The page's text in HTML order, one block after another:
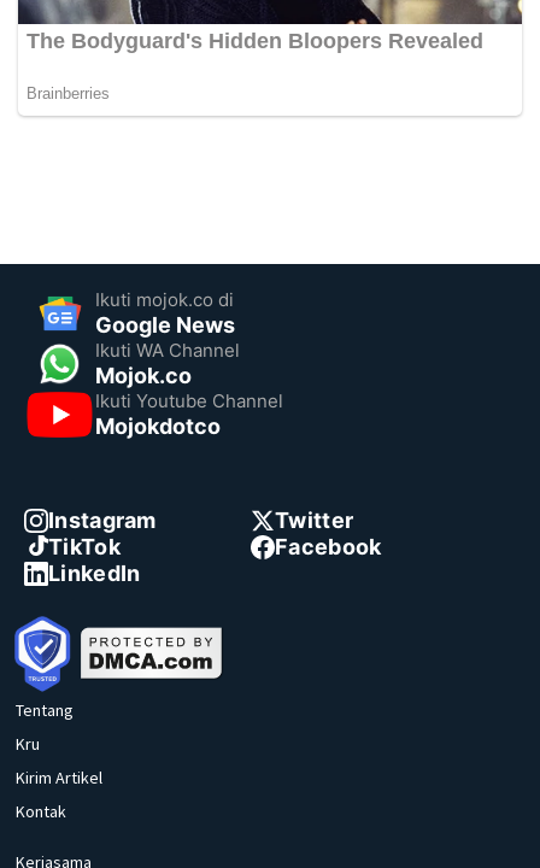
Ikuti mojok.co di
Google News
Ikuti WA Channel
Mojok.co
Ikuti Youtube Channel
Mojokdotco
Instagram
Twitter
TikTok
Facebook
LinkedIn
Tentang
Kru
Kirim Artikel
Kontak
Kerjasama